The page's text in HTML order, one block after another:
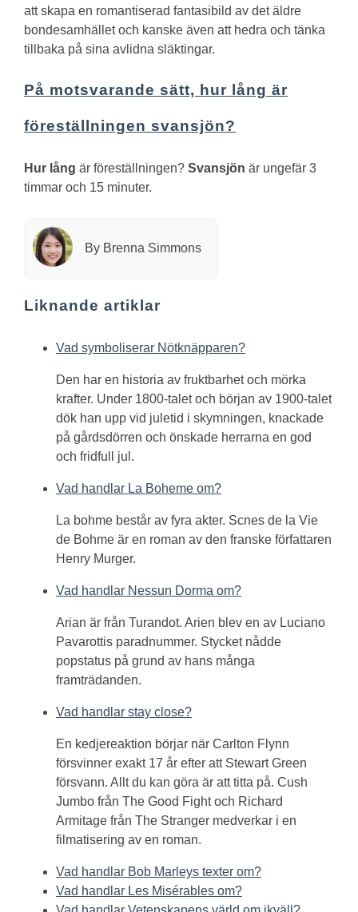
att skapa en romantiserad fantasibild av det äldre
bondesamhället och kanske även att hedra och tänka
tillbaka på sina avlidna släktingar.
På motsvarande sätt, hur lång är
föreställningen svansjön?
Hur lång är föreställningen? Svansjön är ungefär 3
timmar och 15 minuter.
By Brenna Simmons
Liknande artiklar
Vad symboliserar Nötknäpparen?
Den har en historia av fruktbarhet och mörka
krafter. Under 1800-talet och början av 1900-talet
dök han upp vid juletid i skymningen, knackade
på gårdsdörren och önskade herrarna en god
och fridfull jul.
Vad handlar La Boheme om?
La bohme består av fyra akter. Scnes de la Vie
de Bohme är en roman av den franske författaren
Henry Murger.
Vad handlar Nessun Dorma om?
Arian är från Turandot. Arien blev en av Luciano
Pavarottis paradnummer. Stycket nådde
popstatus på grund av hans många
framträdanden.
Vad handlar stay close?
En kedjereaktion börjar när Carlton Flynn
försvinner exakt 17 år efter att Stewart Green
försvann. Allt du kan göra är att titta på. Cush
Jumbo från The Good Fight och Richard
Armitage från The Stranger medverkar i en
filmatisering av en roman.
Vad handlar Bob Marleys texter om?
Vad handlar Les Misérables om?